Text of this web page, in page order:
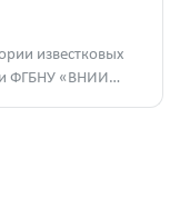
известковых
ФГБНУ «ВНИИ